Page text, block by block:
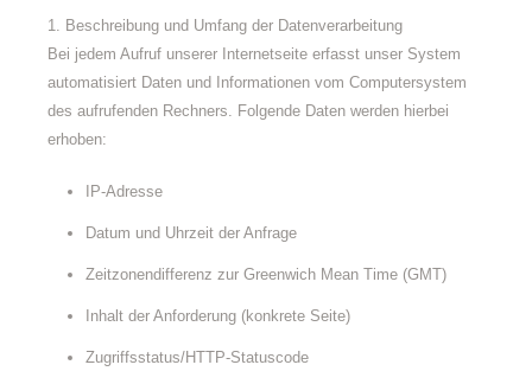
1. Beschreibung und Umfang der Datenverarbeitung
Bei jedem Aufruf unserer Internetseite erfasst unser System
automatisiert Daten und Informationen vom Computersystem
des aufrufenden Rechners. Folgende Daten werden hierbei
erhoben:
IP-Adresse
Datum und Uhrzeit der Anfrage
Zeitzonendifferenz zur Greenwich Mean Time (GMT)
Inhalt der Anforderung (konkrete Seite)
Zugriffsstatus/HTTP-Statuscode